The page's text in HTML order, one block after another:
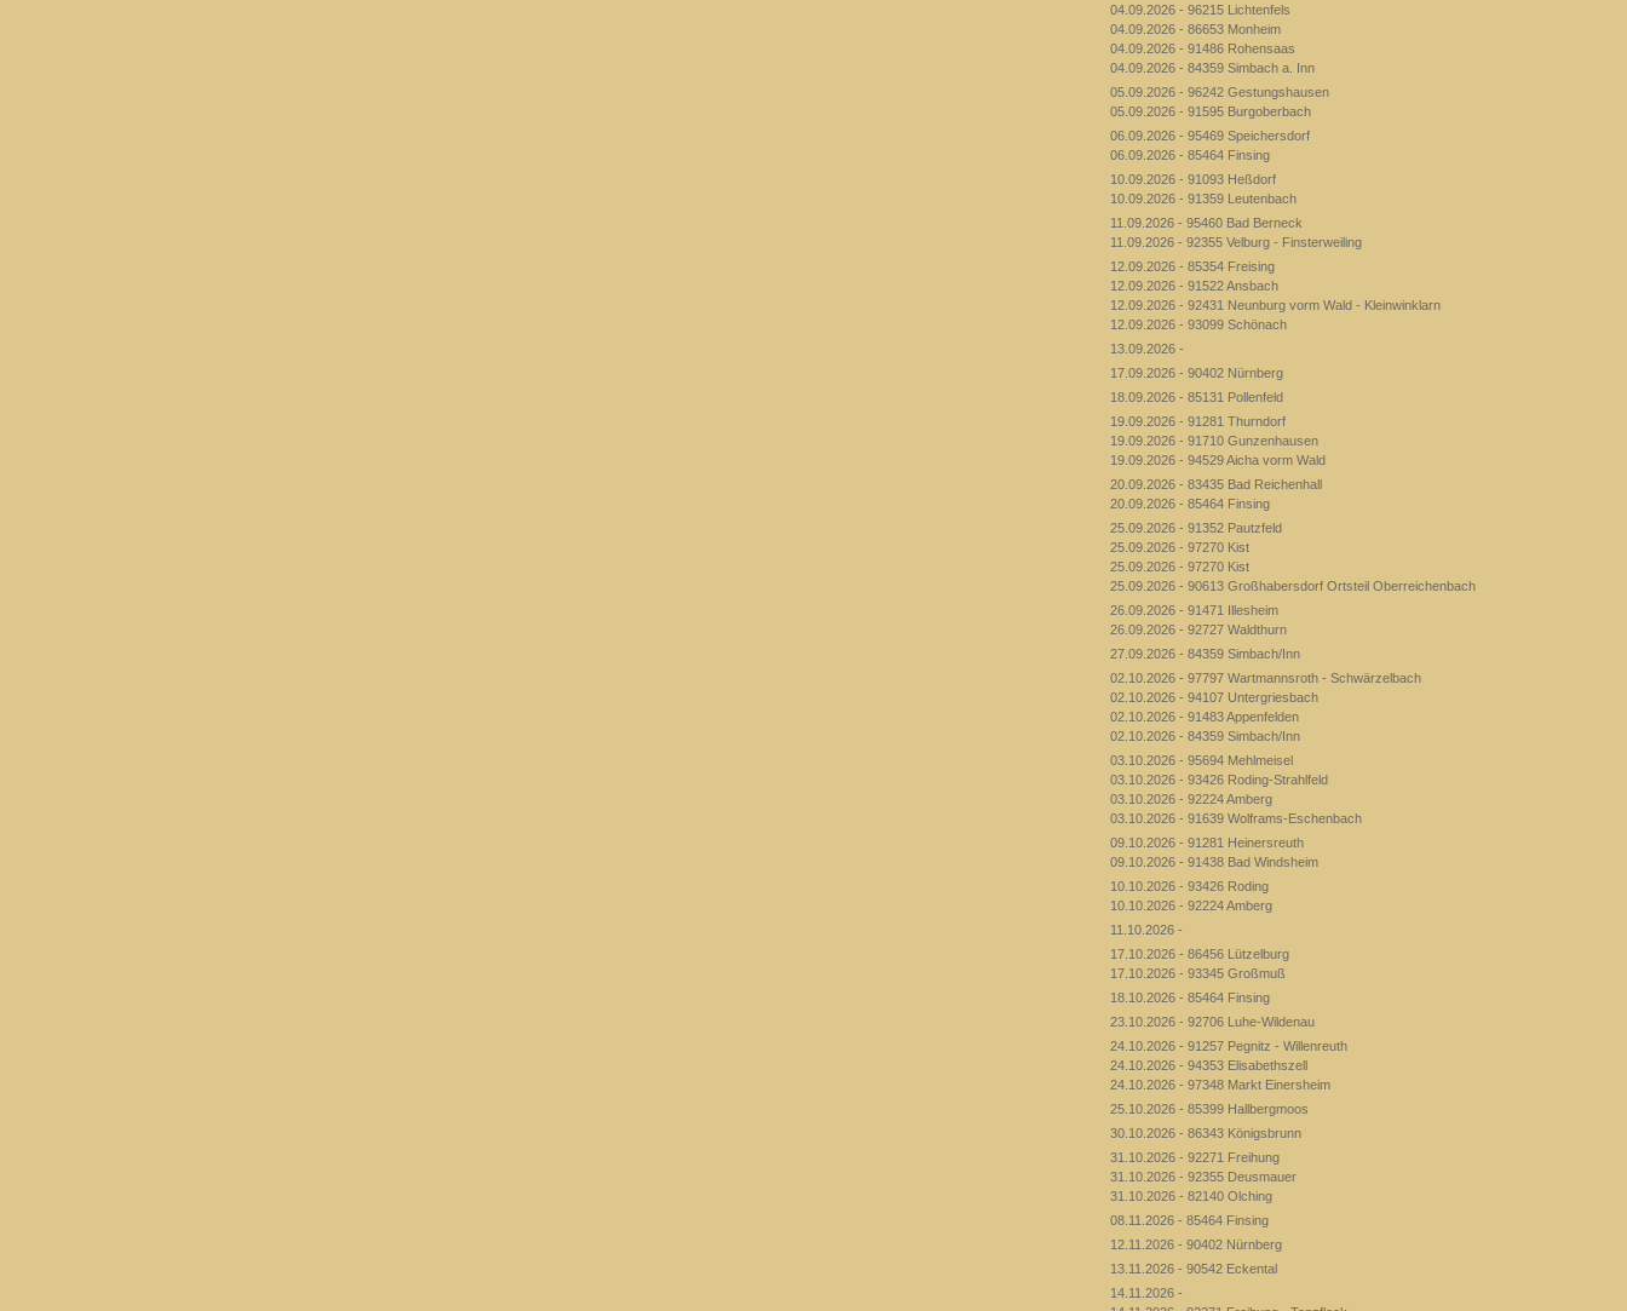
04.09.2026 - 96215 Lichtenfels
04.09.2026 - 86653 Monheim
04.09.2026 - 91486 Rohensaas
04.09.2026 - 84359 Simbach a. Inn
05.09.2026 - 96242 Gestungshausen
05.09.2026 - 91595 Burgoberbach
06.09.2026 - 95469 Speichersdorf
06.09.2026 - 85464 Finsing
10.09.2026 - 91093 Heßdorf
10.09.2026 - 91359 Leutenbach
11.09.2026 - 95460 Bad Berneck
11.09.2026 - 92355 Velburg - Finsterweiling
12.09.2026 - 85354 Freising
12.09.2026 - 91522 Ansbach
12.09.2026 - 92431 Neunburg vorm Wald - Kleinwinklarn
12.09.2026 - 93099 Schönach
13.09.2026 -
17.09.2026 - 90402 Nürnberg
18.09.2026 - 85131 Pollenfeld
19.09.2026 - 91281 Thurndorf
19.09.2026 - 91710 Gunzenhausen
19.09.2026 - 94529 Aicha vorm Wald
20.09.2026 - 83435 Bad Reichenhall
20.09.2026 - 85464 Finsing
25.09.2026 - 91352 Pautzfeld
25.09.2026 - 97270 Kist
25.09.2026 - 97270 Kist
25.09.2026 - 90613 Großhabersdorf Ortsteil Oberreichenbach
26.09.2026 - 91471 Illesheim
26.09.2026 - 92727 Waldthurn
27.09.2026 - 84359 Simbach/Inn
02.10.2026 - 97797 Wartmannsroth - Schwärzelbach
02.10.2026 - 94107 Untergriesbach
02.10.2026 - 91483 Appenfelden
02.10.2026 - 84359 Simbach/Inn
03.10.2026 - 95694 Mehlmeisel
03.10.2026 - 93426 Roding-Strahlfeld
03.10.2026 - 92224 Amberg
03.10.2026 - 91639 Wolframs-Eschenbach
09.10.2026 - 91281 Heinersreuth
09.10.2026 - 91438 Bad Windsheim
10.10.2026 - 93426 Roding
10.10.2026 - 92224 Amberg
11.10.2026 -
17.10.2026 - 86456 Lützelburg
17.10.2026 - 93345 Großmuß
18.10.2026 - 85464 Finsing
23.10.2026 - 92706 Luhe-Wildenau
24.10.2026 - 91257 Pegnitz - Willenreuth
24.10.2026 - 94353 Elisabethszell
24.10.2026 - 97348 Markt Einersheim
25.10.2026 - 85399 Hallbergmoos
30.10.2026 - 86343 Königsbrunn
31.10.2026 - 92271 Freihung
31.10.2026 - 92355 Deusmauer
31.10.2026 - 82140 Olching
08.11.2026 - 85464 Finsing
12.11.2026 - 90402 Nürnberg
13.11.2026 - 90542 Eckental
14.11.2026 -